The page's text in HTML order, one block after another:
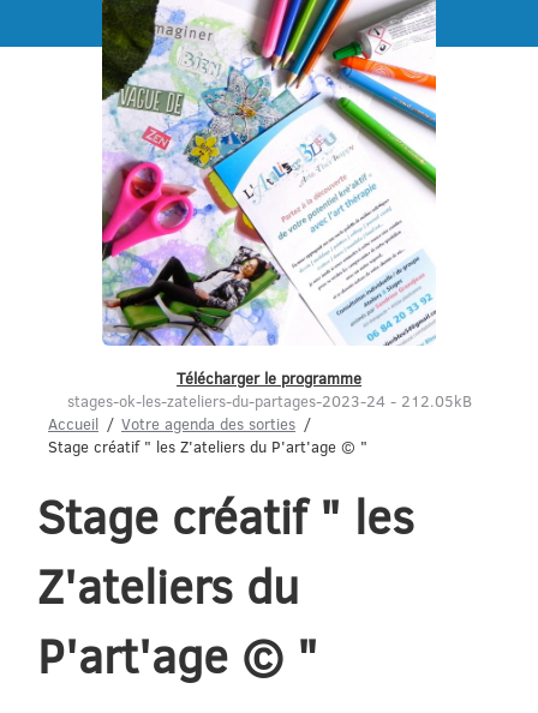
Menu
Télécharger le programme
stages-ok-les-zateliers-du-partages-2023-24 - 212.05kB
Accueil
Votre agenda des sorties
Stage créatif " les Z'ateliers du P'art'age © "
Stage créatif " les
Z'ateliers du
P'art'age © "